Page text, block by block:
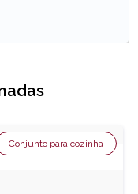
Conjunto para cozinha